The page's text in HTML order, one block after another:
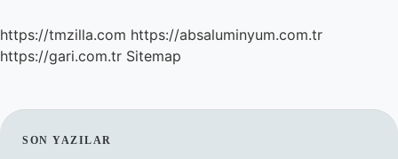
Hakkımızda
https://tmzilla.com https://absaluminyum.com.tr
https://gari.com.tr Sitemap
SON YAZILAR